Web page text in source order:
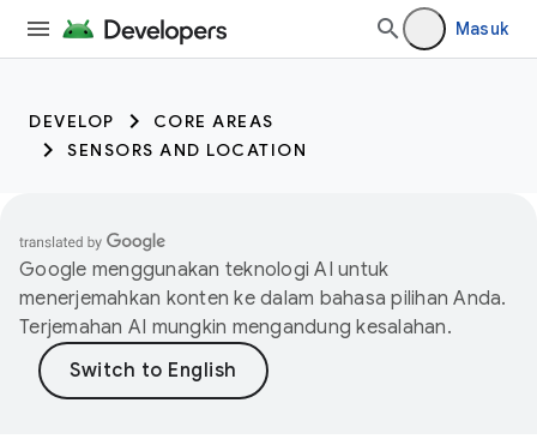
Masuk
DEVELOP
CORE AREAS
SENSORS AND LOCATION
Google menggunakan teknologi AI untuk
menerjemahkan konten ke dalam bahasa pilihan Anda.
Terjemahan AI mungkin mengandung kesalahan.